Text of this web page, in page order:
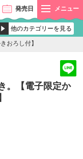
発売日 メニュー
おろし付】
。【電子限定か